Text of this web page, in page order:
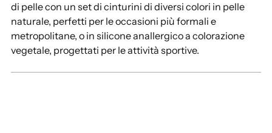
di pelle con un set di cinturini di diversi colori in pelle
naturale, perfetti per le occasioni più formali e
metropolitane, o in silicone anallergico a colorazione
vegetale, progettati per le attività sportive.